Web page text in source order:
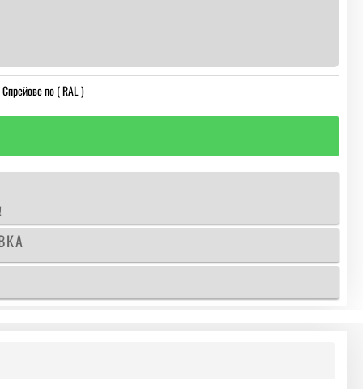
Спрейове по ( RAL )